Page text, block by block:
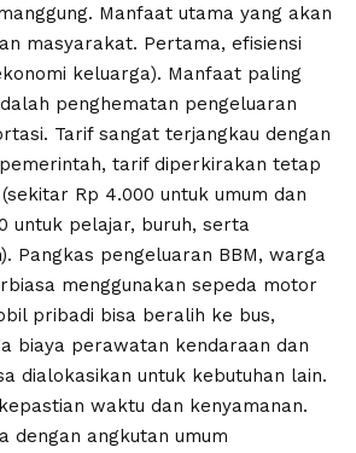
Manfaat utama yang akan
masyarakat. Pertama, efisiensi
keluarga). Manfaat paling
penghematan pengeluaran
Tarif sangat terjangkau dengan
tarif diperkirakan tetap
Rp 4.000 untuk umum dan
untuk pelajar, buruh, serta
Pangkas pengeluaran BBM, warga
menggunakan sepeda motor
pribadi bisa beralih ke bus,
biaya perawatan kendaraan dan
dialokasikan untuk kebutuhan lain.
waktu dan kenyamanan.
dengan angkutan umum